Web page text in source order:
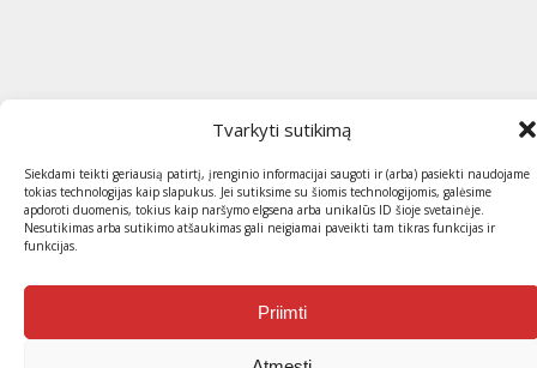
Tvarkyti sutikimą
Siekdami teikti geriausią patirtį, įrenginio informacijai saugoti ir (arba) pasiekti naudojame
tokias technologijas kaip slapukus. Jei sutiksime su šiomis technologijomis, galėsime
apdoroti duomenis, tokius kaip naršymo elgsena arba unikalūs ID šioje svetainėje.
Nesutikimas arba sutikimo atšaukimas gali neigiamai paveikti tam tikras funkcijas ir
funkcijas.
Priimti